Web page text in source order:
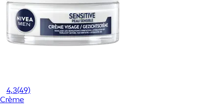
4,3(49)
Crème